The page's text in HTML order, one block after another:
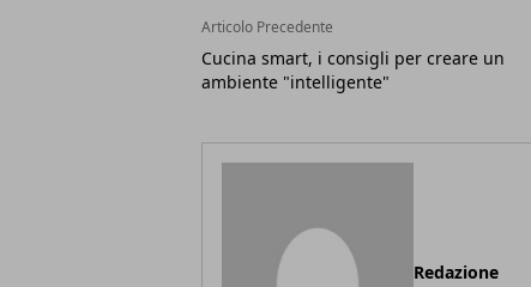
Articolo Precedente
Cucina smart, i consigli per creare un
ambiente "intelligente"
Redazione